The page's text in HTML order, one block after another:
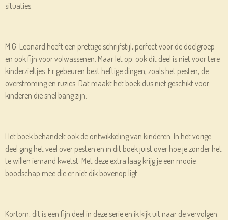
situaties.
M.G. Leonard heeft een prettige schrijfstijl, perfect voor de doelgroep
en ook fijn voor volwassenen. Maar let op: ook dit deel is niet voor tere
kinderzieltjes. Er gebeuren best heftige dingen, zoals het pesten, de
overstroming en ruzies. Dat maakt het boek dus niet geschikt voor
kinderen die snel bang zijn.
Het boek behandelt ook de ontwikkeling van kinderen. In het vorige
deel ging het veel over pesten en in dit boek juist over hoe je zonder het
te willen iemand kwetst. Met deze extra laag krijg je een mooie
boodschap mee die er niet dik bovenop ligt.
Kortom, dit is een fijn deel in deze serie en ik kijk uit naar de vervolgen.